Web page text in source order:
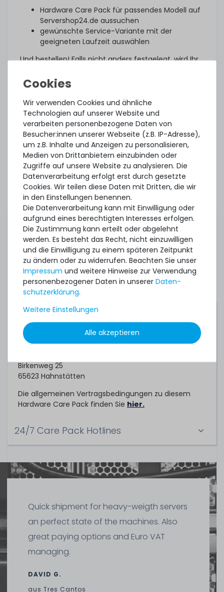
Hardware Care Pack für passendes Modell auf
Servershop24.de aussuchen
gewünschte Service-Variante mit der
geeigneten Laufzeit auswählen
Und bestellen! Falls nicht anders festgelegt, wird Ihr
Lieferung automatisch aktiviert.
Was noch?
Das angebotene Hardware Care Pack erweitert Ihren
Schutz. Ihre gesetzlichen Gewährleistungsrechte
und ggf. am Artikel vorhandene Garantien bleiben
davon unberührt. Sie erhalten im Falle eines
Problems, unabhängig, ob ein Servicefall eintritt
oder ob das Hardware Care Pack in Anspruch
genommen wird, im Rahmen der jeweiligen
Regelungen natürlich unsere Unterstützung.
Dieses Hardware Care Pack ist gültig nur in
Verbindung mit einem von uns angebotenem
Server. Sofern Sie ihre bestehende Systeme
absichern möchten, können Sie gerne ein
individuelles Angebot für ein Hardware Care Pack bei
uns einholen.
Servicepartner
Dieses Hardware Care Pack ein Service der
Birkenweg 25
65623 Hahnstätten
Die allgemeinen Vertragsbedingungen zu diesem
Hardware Care Pack finden Sie hier.
24/7 Care Pack Hotlines
Quick shipment for heavy-weigth servers
an perfect state of the machines. Also
great paying options and Euro VAT
managing.
DAVID G.
aus Tres Cantos
Wir verwenden Cookies und ähnliche
Technologien auf unserer Website und
verarbeiten personenbezogene Daten von
Besucher:innen unserer Webseite (z.B. IP-Adresse),
um z.B. Inhalte und Anzeigen zu personalisieren,
Medien von Drittanbietern einzubinden oder
Zugriffe auf unsere Website zu analysieren. Die
Datenverarbeitung erfolgt erst durch gesetzte
Cookies. Wir teilen diese Daten mit Dritten, die wir
in den Einstellungen benennen.
Die Datenverarbeitung kann mit Einwilligung oder
aufgrund eines berechtigten Interesses erfolgen.
Die Zustimmung kann erteilt oder abgelehnt
werden. Es besteht das Recht, nicht einzuwilligen
und die Einwilligung zu einem späteren Zeitpunkt
zu ändern oder zu widerrufen. Beachten Sie unser
Impressum und weitere Hinweise zur Verwendung
personenbezogener Daten in unserer Daten­
schutz­erklärung.
Weitere Einstellungen
Alle akzeptieren